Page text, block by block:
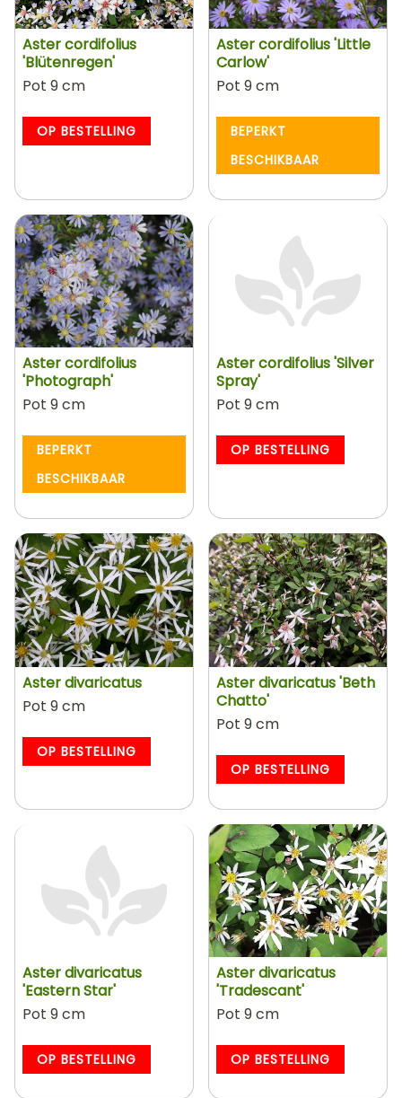
Aster cordifolius
'Blütenregen'
Pot 9 cm
OP BESTELLING
Aster cordifolius 'Little
Carlow'
Pot 9 cm
BEPERKT
BESCHIKBAAR
Aster cordifolius
'Photograph'
Pot 9 cm
BEPERKT
BESCHIKBAAR
Aster cordifolius 'Silver
Spray'
Pot 9 cm
OP BESTELLING
Aster divaricatus
Pot 9 cm
OP BESTELLING
Aster divaricatus 'Beth
Chatto'
Pot 9 cm
OP BESTELLING
Aster divaricatus
'Eastern Star'
Pot 9 cm
OP BESTELLING
Aster divaricatus
'Tradescant'
Pot 9 cm
OP BESTELLING